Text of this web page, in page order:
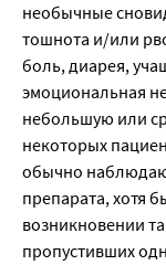
необычные
тошнота и/или
боль, диарея,
эмоциональная
небольшую или
некоторых
обычно
препарата, хотя
возникновении
пропустивших